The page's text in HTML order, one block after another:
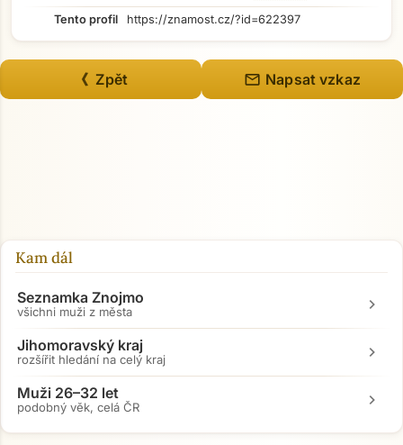
Tento profil
https://znamost.cz/?id=622397
《 Zpět mail Napsat vzkaz
Kam dál
Seznamka Znojmo
všichni muži z města chevron_right
Jihomoravský kraj
rozšířit hledání na celý kraj chevron_right
Muži 26–32 let
podobný věk, celá ČR chevron_right